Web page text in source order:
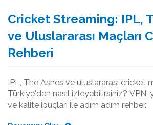
Cricket Streaming: IPL,
ve Uluslararası Maçları
Rehberi
IPL, The Ashes ve uluslararası cricket
Türkiye'den nasıl izleyebilirsiniz? VPN,
ve kalite ipuçları ile adım adım rehber.